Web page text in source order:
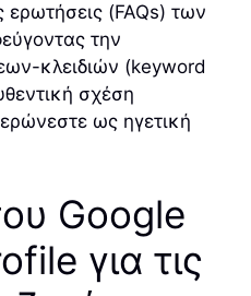
(FAQs) των
την
κλειδιών (keyword
σχέση
ως ηγετική
Google
για τις